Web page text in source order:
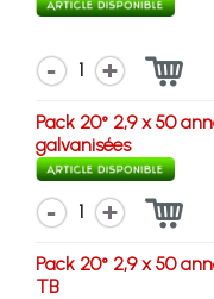
1
Pack 20° 2,9 x 50
galvanisées
1
Pack 20° 2,9 x 50
TB